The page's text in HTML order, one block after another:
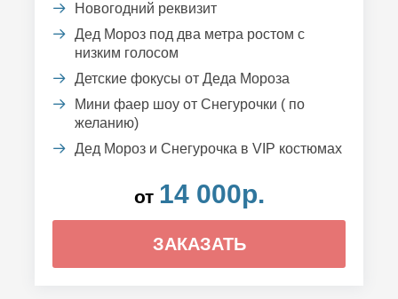
Новогодний реквизит
Дед Мороз под два метра ростом с
низким голосом
Детские фокусы от Деда Мороза
Мини фаер шоу от Снегурочки ( по
желанию)
Дед Мороз и Снегурочка в VIP костюмах
от 14 000р.
ЗАКАЗАТЬ